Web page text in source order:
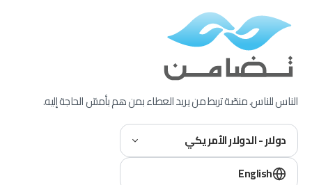
الناس للناس. منصّة تربط من يريد العطاء بمن هم بأمسّ الحاجة إليه.
دولار - الدولار الأمريكي
English